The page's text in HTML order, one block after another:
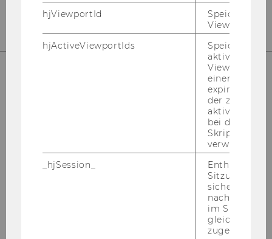
EA, 2. Ober­ge­schoß
Welt­han­dels­platz 1
hjViewportId
Speichert
Viewport-
hjActiveViewportIds
Speichert die
aktiven
Viewports.
einen
der zur
aktiver
bei der
verwendet
_hjSession_
Enthält die
sicher, dass
im
gleichen
zugeordnet